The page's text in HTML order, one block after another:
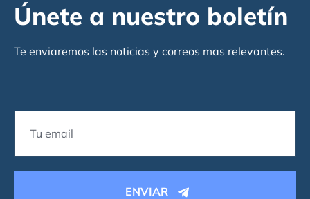
Únete a nuestro boletín
Te enviaremos las noticias y correos mas relevantes.
ENVIAR